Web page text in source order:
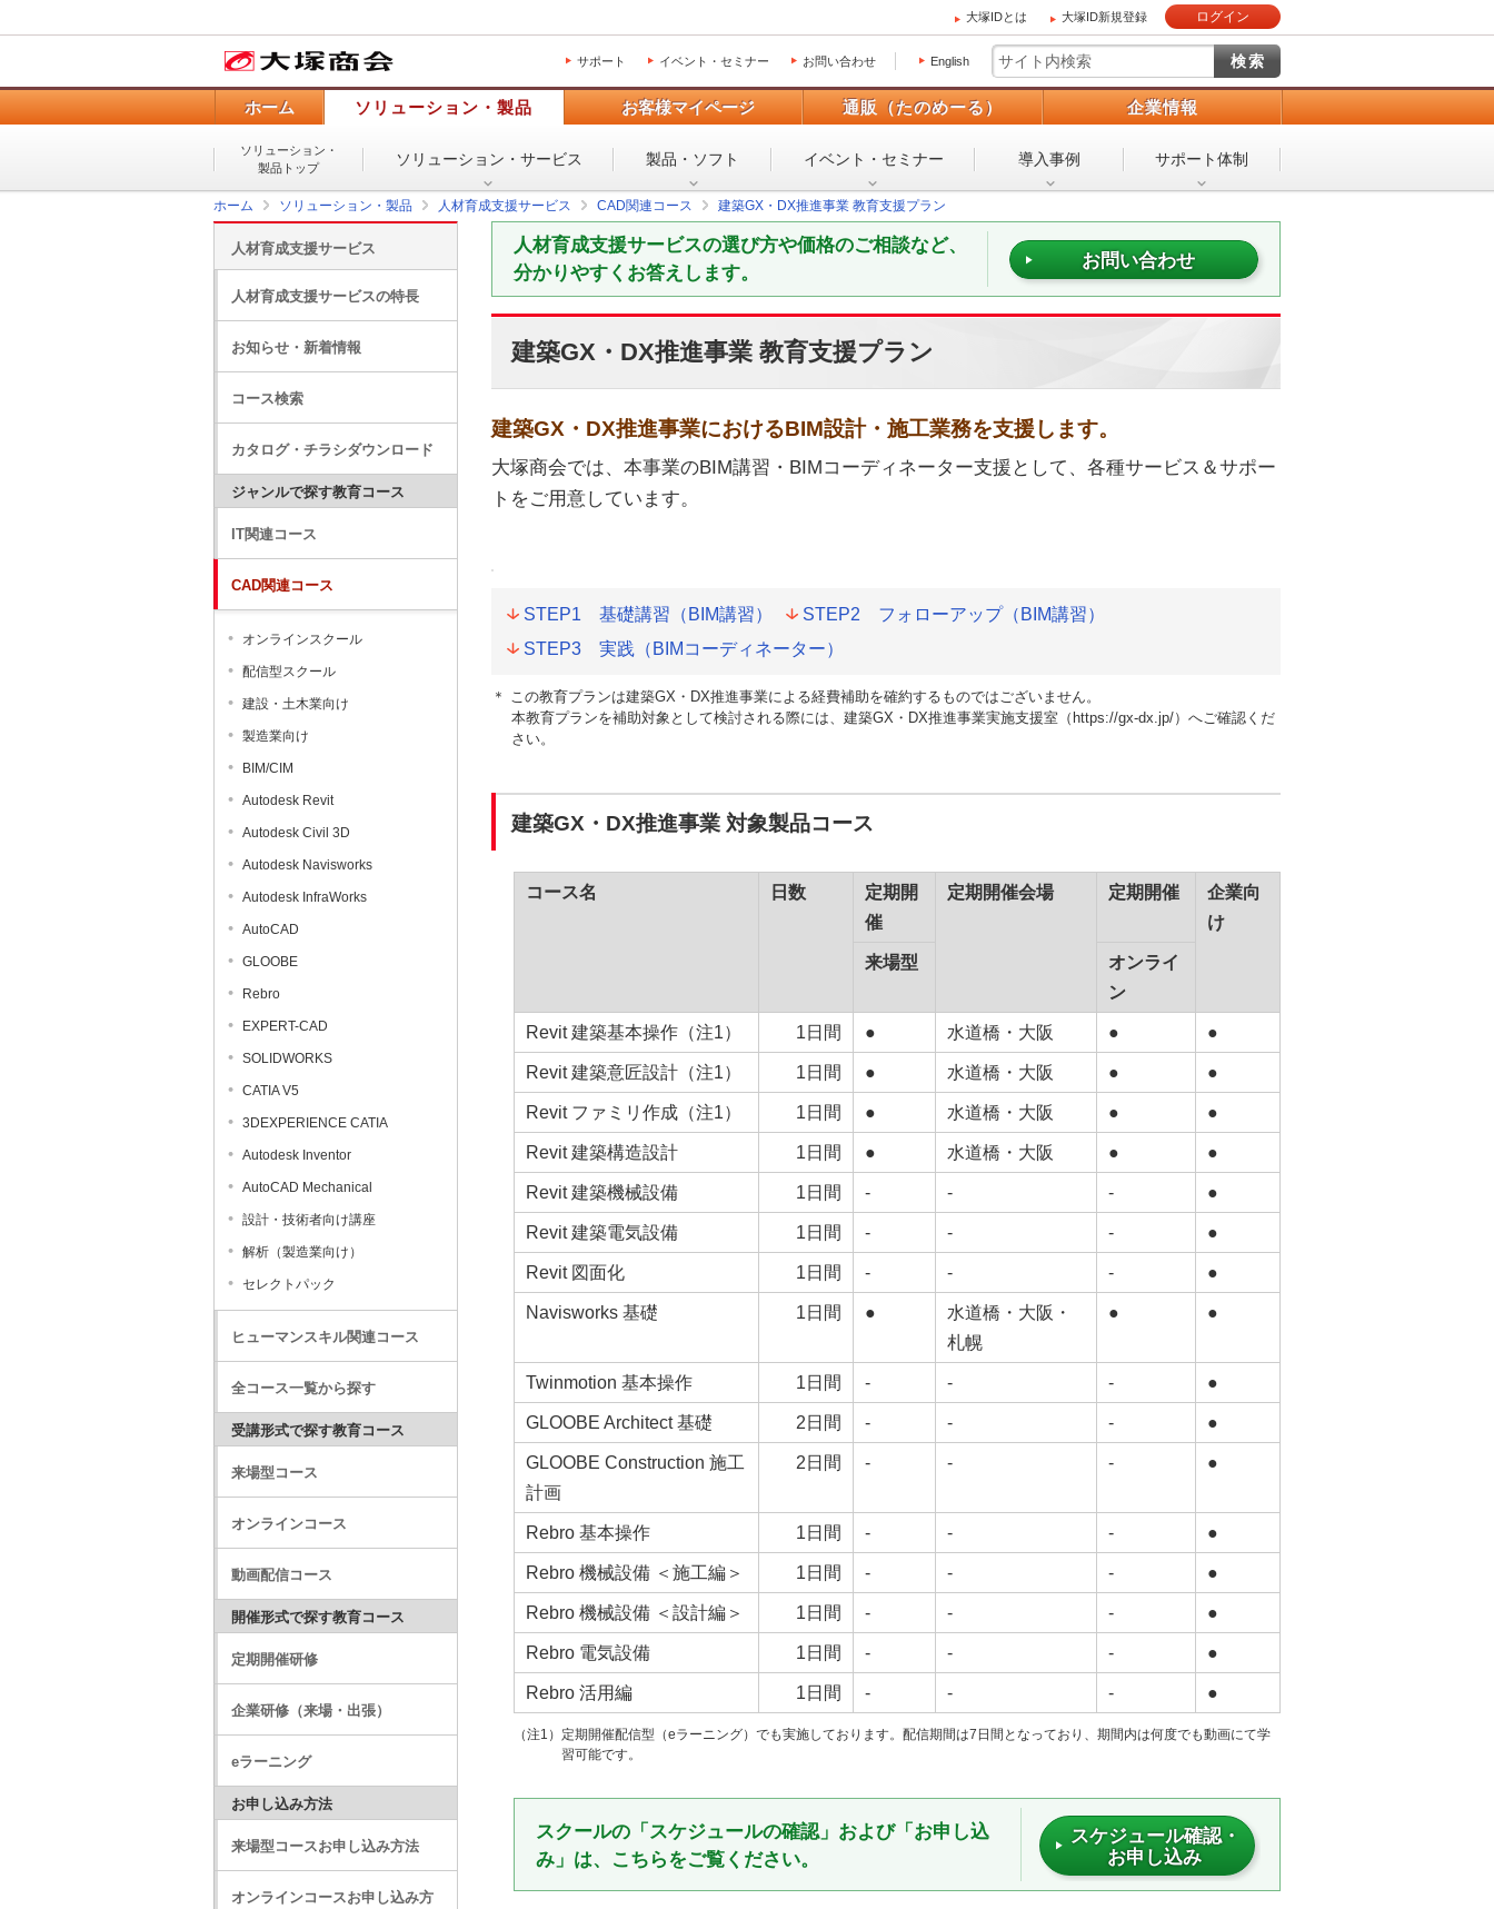
大塚IDとは 大塚ID新規登録 ログイン
サポート イベント・セミナー お問い合わせ English
ホーム ソリューション・製品 お客様マイページ 通販（たのめーる） 企業情報
ソリューション・
製品トップ
ソリューション・ サービス 製品・ソフト イベント・ セミナー 導入事例 サポート体制
ホーム ソリューション・製品 人材育成支援サービス CAD関連コース 建築GX・DX推進事業 教育支援プラン
人材育成支援サービスの選び方や価格のご相談など、
分かりやすくお答えします。
お問い合わせ
建築GX・DX推進事業 教育支援プラン
建築GX・DX推進事業におけるBIM設計・施工業務を支援します。
大塚商会では、本事業のBIM講習・BIMコーディネーター支援として、各種サービス＆サポー
トをご用意しています。
STEP1 基礎講習（BIM講習）
STEP2 フォローアップ（BIM講習）
STEP3 実践（BIMコーディネーター）
＊ この教育プランは建築GX・DX推進事業による経費補助を確約するものではございません。
本教育プランを補助対象として検討される際には、建築GX・DX推進事業実施支援室（https://gx-dx.jp/）へご確認くだ
さい。
建築GX・DX推進事業 対象製品コース
コース名 日数
定期開
催
定期開催会場 定期開催
企業向
け
来場型
オンライ
ン
Revit 建築基本操作（注1） 1日間 ● 水道橋・大阪 ● ●
Revit 建築意匠設計（注1） 1日間 ● 水道橋・大阪 ● ●
Revit ファミリ作成（注1） 1日間 ● 水道橋・大阪 ● ●
Revit 建築構造設計 1日間 ● 水道橋・大阪 ● ●
Revit 建築機械設備 1日間 - - - ●
Revit 建築電気設備 1日間 - - - ●
Revit 図面化 1日間 - - - ●
Navisworks 基礎 1日間 ●
水道橋・大阪・
札幌
● ●
Twinmotion 基本操作 1日間 - - - ●
GLOOBE Architect 基礎 2日間 - - - ●
GLOOBE Construction 施工
計画
2日間 - - - ●
Rebro 基本操作 1日間 - - - ●
Rebro 機械設備 ＜施工編＞ 1日間 - - - ●
Rebro 機械設備 ＜設計編＞ 1日間 - - - ●
Rebro 電気設備 1日間 - - - ●
Rebro 活用編 1日間 - - - ●
（注1）定期開催配信型（eラーニング）でも実施しております。配信期間は7日間となっており、期間内は何度でも動画にて学
習可能です。
スクールの「スケジュールの確認」および「お申し込
み」は、こちらをご覧ください。
スケジュール確認・
お申し込み
人材育成支援サービス
人材育成支援サービスの特長
お知らせ・新着情報
コース検索
カタログ・チラシダウンロード
ジャンルで探す教育コース
IT関連コース
CAD関連コース
オンラインスクール
配信型スクール
建設・土木業向け
製造業向け
BIM/CIM
Autodesk Revit
Autodesk Civil 3D
Autodesk Navisworks
Autodesk InfraWorks
AutoCAD
GLOOBE
Rebro
EXPERT-CAD
SOLIDWORKS
CATIA V5
3DEXPERIENCE CATIA
Autodesk Inventor
AutoCAD Mechanical
設計・技術者向け講座
解析（製造業向け）
セレクトパック
ヒューマンスキル関連コース
全コース一覧から探す
受講形式で探す教育コース
来場型コース
オンラインコース
動画配信コース
開催形式で探す教育コース
定期開催研修
企業研修（来場・出張）
eラーニング
お申し込み方法
来場型コースお申し込み方法
オンラインコースお申し込み方